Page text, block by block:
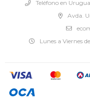
Teléfono en
Avda.
Lunes a Viernes